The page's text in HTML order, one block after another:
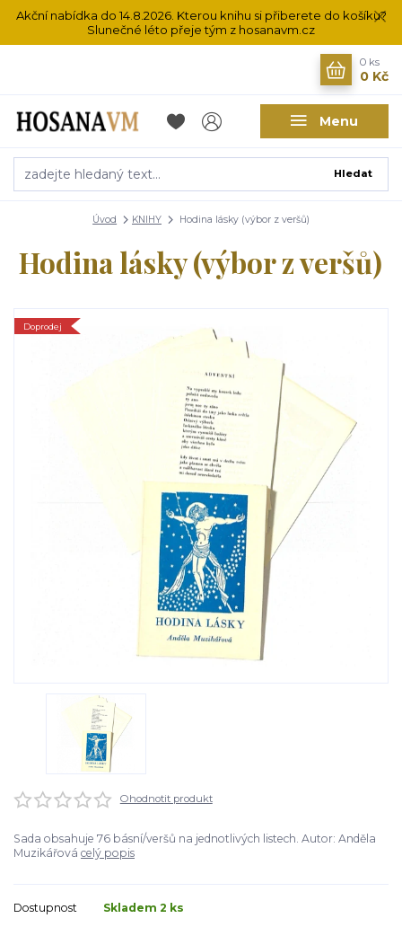
Akční nabídka do 14.8.2026. Kterou knihu si přiberete do košíku?
Slunečné léto přeje tým z hosanavm.cz
Menu
Hledat
0 ks
0 Kč
Úvod KNIHY Hodina lásky (výbor z veršů)
Hodina lásky (výbor z veršů)
Doprodej
Ohodnotit produkt
Sada obsahuje 76 básní/veršů na jednotlivých listech. Autor: Anděla
Muzikářová celý popis
Dostupnost Skladem 2 ks